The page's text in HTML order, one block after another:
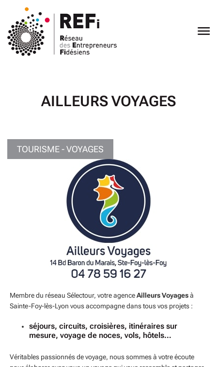
AILLEURS VOYAGES
TOURISME - VOYAGES
Membre du réseau Sélectour, votre agenceAilleurs Voyagesà
Sainte-Foy-lès-Lyon vous accompagne dans tous vos projets :
séjours, circuits, croisières, itinéraires sur
mesure, voyage de noces, vols, hôtels…
Véritables passionnés de voyage, nous sommes à votre écoute